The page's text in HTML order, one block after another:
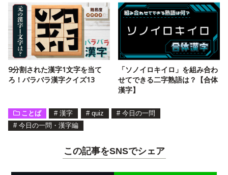
9分割された漢字1文字を当て
ろ！バラバラ漢字クイズ13
「ソノイロキイロ」を組み合わ
せてできる二字熟語は？【合体
漢字】
ことば # 漢字 # quiz # 今日の一問
# 今日の一問・漢字編
この記事をSNSでシェア